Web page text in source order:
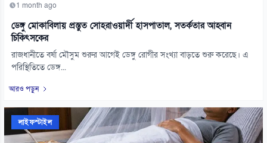
1 month ago
ডেঙ্গু মোকাবিলায় প্রস্তুত সোহরাওয়ার্দী হাসপাতাল, সতর্কতার আহ্বান
চিকিৎসকের
রাজধানীতে বর্ষা মৌসুম শুরুর আগেই ডেঙ্গু রোগীর সংখ্যা বাড়তে শুরু করেছে। এ
পরিস্থিতিতে ডেঙ্গ...
আরও পড়ুন
লাইফস্টাইল